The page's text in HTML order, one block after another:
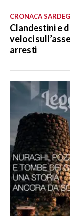
CRONACA
Clandestini e
veloci
arresti